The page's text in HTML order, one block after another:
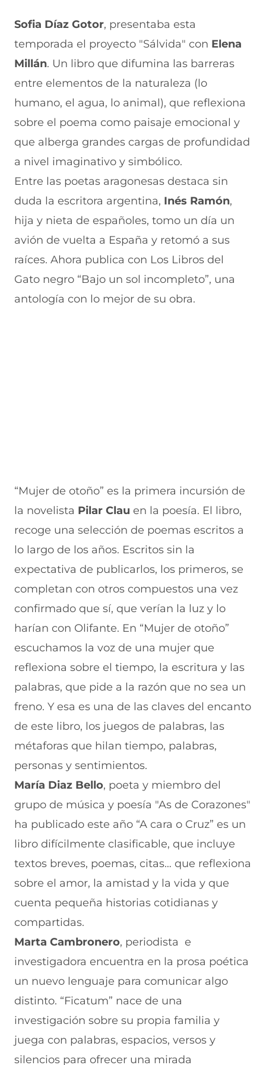
Sofia Díaz Gotor, presentaba esta
temporada el proyecto "Sálvida" con Elena
Millán. Un libro que difumina las barreras
entre elementos de la naturaleza (lo
humano, el agua, lo animal), que reflexiona
sobre el poema como paisaje emocional y
que alberga grandes cargas de profundidad
a nivel imaginativo y simbólico.
Entre las poetas aragonesas destaca sin
duda la escritora argentina, Inés Ramón,
hija y nieta de españoles, tomo un día un
avión de vuelta a España y retomó a sus
raíces. Ahora publica con Los Libros del
Gato negro “Bajo un sol incompleto”, una
antología con lo mejor de su obra.
“Mujer de otoño” es la primera incursión de
la novelista Pilar Clau en la poesía. El libro,
recoge una selección de poemas escritos a
lo largo de los años. Escritos sin la
expectativa de publicarlos, los primeros, se
completan con otros compuestos una vez
confirmado que sí, que verían la luz y lo
harían con Olifante. En “Mujer de otoño”
escuchamos la voz de una mujer que
reflexiona sobre el tiempo, la escritura y las
palabras, que pide a la razón que no sea un
freno. Y esa es una de las claves del encanto
de este libro, los juegos de palabras, las
métaforas que hilan tiempo, palabras,
personas y sentimientos.
María Diaz Bello, poeta y miembro del
grupo de música y poesía "As de Corazones"
ha publicado este año “A cara o Cruz” es un
libro difícilmente clasificable, que incluye
textos breves, poemas, citas… que reflexiona
sobre el amor, la amistad y la vida y que
cuenta pequeña historias cotidianas y
compartidas.
Marta Cambronero, periodista e
investigadora encuentra en la prosa poética
un nuevo lenguaje para comunicar algo
distinto. “Ficatum” nace de una
investigación sobre su propia familia y
juega con palabras, espacios, versos y
silencios para ofrecer una mirada